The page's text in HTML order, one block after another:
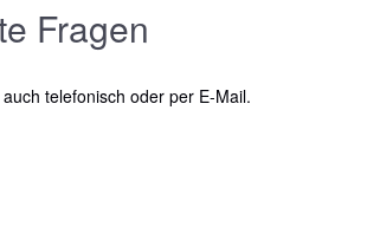
Fragen
telefonisch oder per E-Mail.